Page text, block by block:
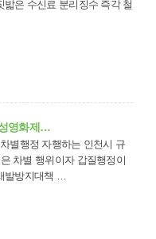
은 수신료 분리징수 즉각 철
영화제…
별행정 자행하는 인천시 규
발방지대책 …